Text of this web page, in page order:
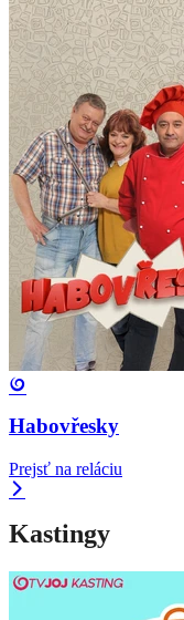
Habovřesky
Prejsť na reláciu
Kastingy